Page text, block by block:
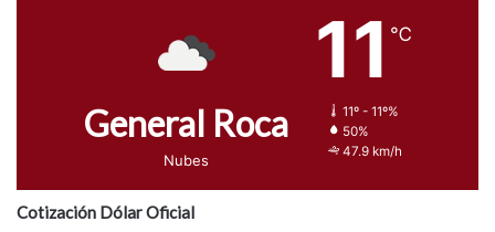
General Roca
Nubes
11 ℃
11º - 11º%
50%
47.9 km/h
Cotización Dólar Oficial